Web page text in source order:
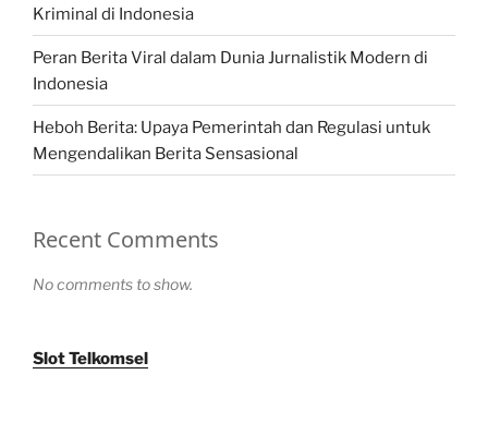
Kriminal di Indonesia
Peran Berita Viral dalam Dunia Jurnalistik Modern di
Indonesia
Heboh Berita: Upaya Pemerintah dan Regulasi untuk
Mengendalikan Berita Sensasional
Recent Comments
No comments to show.
Slot Telkomsel